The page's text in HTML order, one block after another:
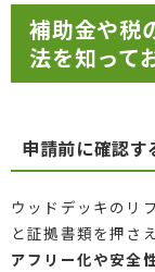
補助金や税
法を知って
申請前に確認
ウッドデッキのリ
と証拠書類を押さ
アフリー化や安全